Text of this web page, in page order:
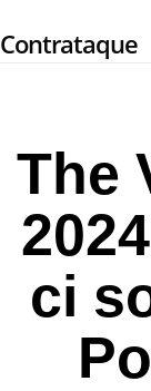
to
Contrataque
The
ci